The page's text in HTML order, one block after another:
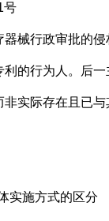
号
行政审批的侵
的行为人。后
实际存在且已
施方式的区分